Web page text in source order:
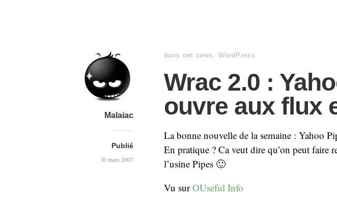
Malaiac
Publié
30 mars 2007
dans net news , WordPress
Wrac 2.0 :
ouvre aux flux
La bonne nouvelle de la semaine : Yahoo
En pratique ? Ca veut dire qu’on peut
l’usine Pipes 🙂
Vu surOUseful Info